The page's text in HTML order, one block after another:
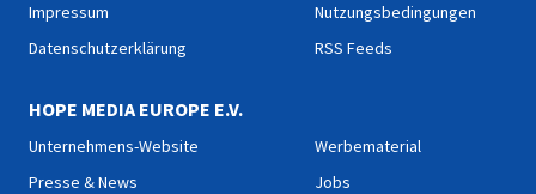
Impressum
Datenschutzerklärung
Nutzungsbedingungen
RSS Feeds
HOPE MEDIA EUROPE E.V.
Unternehmens-Website
Presse & News
Werbematerial
Jobs